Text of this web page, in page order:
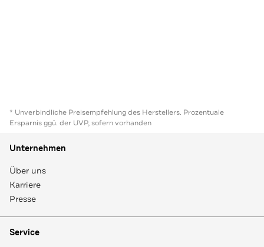
* Unverbindliche Preisempfehlung des Herstellers. Prozentuale
Ersparnis ggü. der UVP, sofern vorhanden
Unternehmen
Über uns
Karriere
Presse
Service